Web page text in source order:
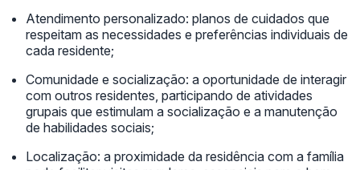
Atendimento personalizado: planos de cuidados que
respeitam as necessidades e preferências individuais de
cada residente;
Comunidade e socialização: a oportunidade de interagir
com outros residentes, participando de atividades
grupais que estimulam a socialização e a manutenção
de habilidades sociais;
Localização: a proximidade da residência com a família